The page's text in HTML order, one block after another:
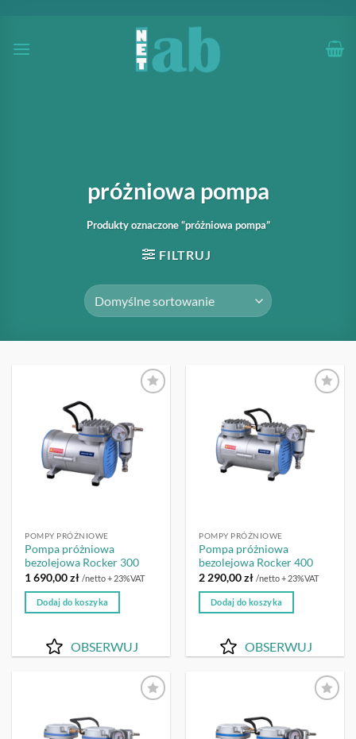
zawartości
próżniowa pompa
Produkty oznaczone “próżniowa pompa”
FILTRUJ
POMPY PRÓŻNIOWE
Pompa próżniowa
bezolejowa Rocker 300
1 690,00zł /netto + 23%VAT
Dodaj do koszyka
OBSERWUJ
POMPY PRÓŻNIOWE
Pompa próżniowa
bezolejowa Rocker 400
2 290,00zł /netto + 23%VAT
Dodaj do koszyka
OBSERWUJ